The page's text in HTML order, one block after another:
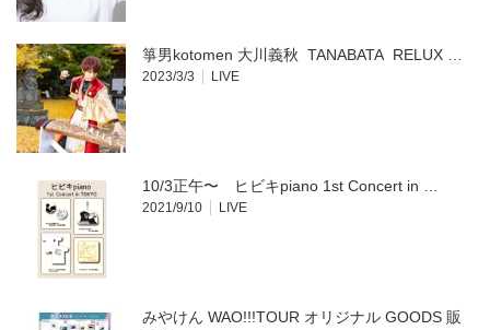
箏男kotomen 大川義秋 TANABATA RELUX …
2023/3/3 LIVE
10/3正午〜 ヒビキpiano 1st Concert in …
2021/9/10 LIVE
みやけん WAO!!!TOUR オリジナル GOODS 販